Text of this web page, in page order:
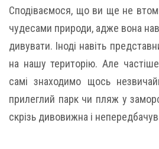
Сподіваємося, що ви ще не
чудесами природи, адже вона
дивувати. Іноді навіть
на нашу територію. Але
самі знаходимо щось
прилеглий парк чи пляж у
скрізь дивовижна і